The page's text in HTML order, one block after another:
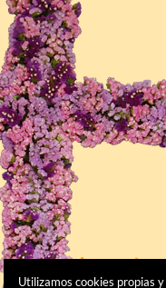
Utilizamos cookies propias